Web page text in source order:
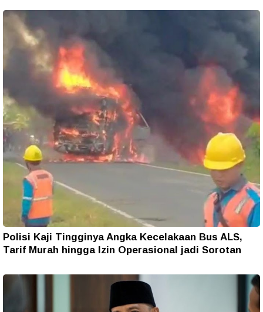
Polisi Kaji Tingginya Angka Kecelakaan Bus ALS,
Tarif Murah hingga Izin Operasional jadi Sorotan